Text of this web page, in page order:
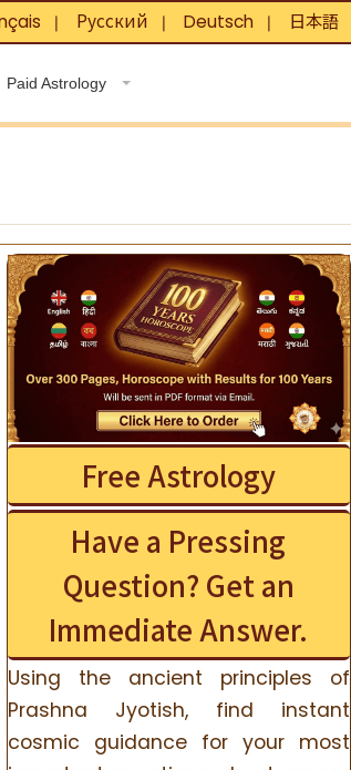
❘ Русский ❘ Deutsch ❘ 日本語
Paid Astrology
Free Astrology
Have a Pressing
Question? Get an
Immediate Answer.
Using the ancient principles of
Prashna Jyotish, find instant
cosmic guidance for your most